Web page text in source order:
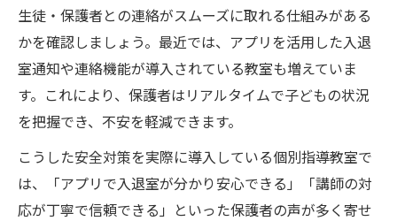
生徒・保護者との連絡がスムーズに取れる仕組みがある
かを確認しましょう。最近では、アプリを活用した入退
室通知や連絡機能が導入されている教室も増えていま
す。これにより、保護者はリアルタイムで子どもの状況
を把握でき、不安を軽減できます。
こうした安全対策を実際に導入している個別指導教室で
は、「アプリで入退室が分かり安心できる」「講師の対
応が丁寧で信頼できる」といった保護者の声が多く寄せ